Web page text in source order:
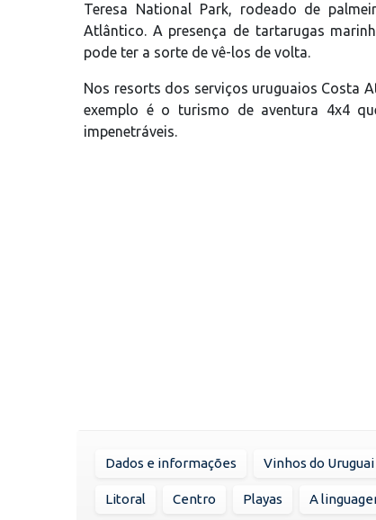
Teresa National Park, rodeado de
Atlântico. A presença de tartarugas
pode ter a sorte de vê-los de volta.
Nos resorts dos serviços uruguaios Costa
exemplo é o turismo de aventura 4x4
impenetráveis.
Dados e informações Vinhos do Uruguai
Litoral Centro Playas A